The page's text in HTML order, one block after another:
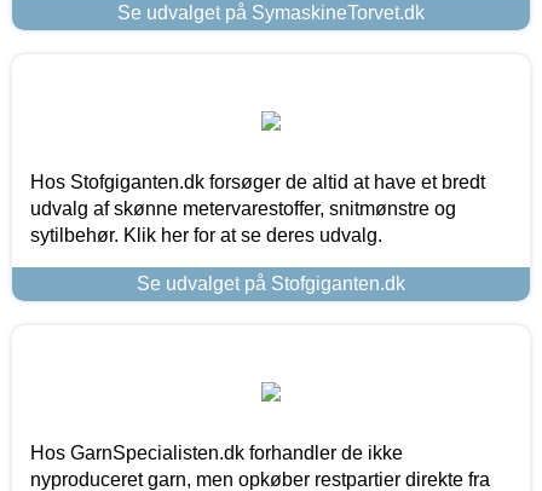
Se udvalget på SymaskineTorvet.dk
Hos Stofgiganten.dk forsøger de altid at have et bredt
udvalg af skønne metervarestoffer, snitmønstre og
sytilbehør. Klik her for at se deres udvalg.
Se udvalget på Stofgiganten.dk
Hos GarnSpecialisten.dk forhandler de ikke
nyproduceret garn, men opkøber restpartier direkte fra